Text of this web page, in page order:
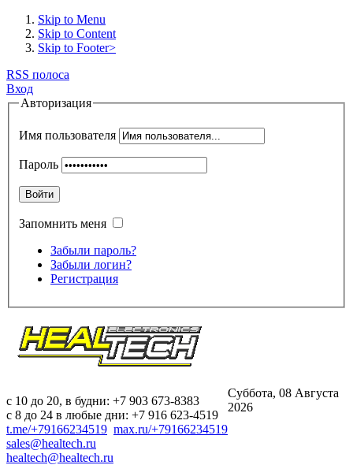
Skip to Menu
Skip to Content
Skip to Footer>
RSS полоса
Вход
Авторизация
Имя пользователя
Пароль
Войти
Запомнить меня
Забыли пароль?
Забыли логин?
Регистрация
c 10 до 20, в будни: +7 903 673-8383
с 8 до 24 в любые дни: +7 916 623-4519
t.me/+79166234519 max.ru/+79166234519
sales@healtech.ru
healtech@healtech.ru
Суббота, 08 Августа
2026